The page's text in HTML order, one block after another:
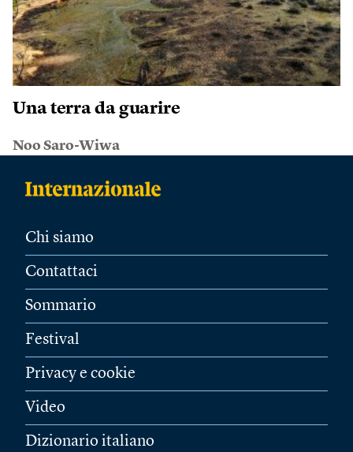
Una terra da guarire
Noo Saro-Wiwa
Chi siamo
Contattaci
Sommario
Festival
Privacy e cookie
Video
Dizionario italiano